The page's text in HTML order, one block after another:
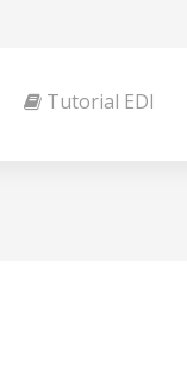
Tutorial EDI